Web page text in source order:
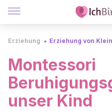
Erziehung Erziehung von
Montessori
unser Kind